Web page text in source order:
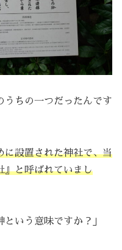
うちの一つだったんです
に設置された神社で、当
』と呼ばれていまし
いう意味ですか？」